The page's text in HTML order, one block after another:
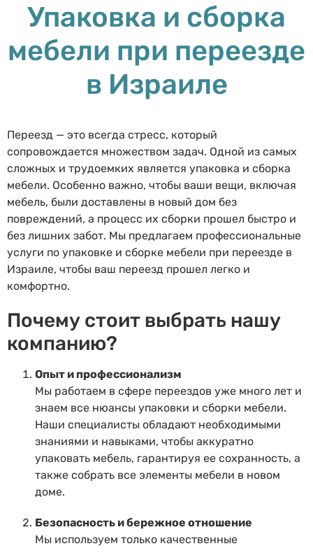
Упаковка и сборка
мебели при переезде
в Израиле
Переезд — это всегда стресс, который
сопровождается множеством задач. Одной из самых
сложных и трудоемких является упаковка и сборка
мебели. Особенно важно, чтобы ваши вещи, включая
мебель, были доставлены в новый дом без
повреждений, а процесс их сборки прошел быстро и
без лишних забот. Мы предлагаем профессиональные
услуги по упаковке и сборке мебели при переезде в
Израиле, чтобы ваш переезд прошел легко и
комфортно.
Почему стоит выбрать нашу
компанию?
Опыт и профессионализм
Мы работаем в сфере переездов уже много лет и
знаем все нюансы упаковки и сборки мебели.
Наши специалисты обладают необходимыми
знаниями и навыками, чтобы аккуратно
упаковать мебель, гарантируя ее сохранность, а
также собрать все элементы мебели в новом
доме.
Безопасность и бережное отношение
Мы используем только качественные